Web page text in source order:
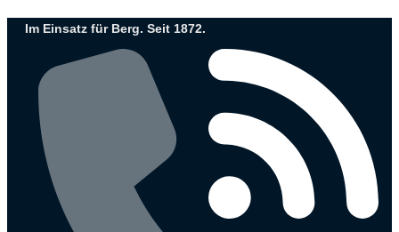
InhaltIm Einsatz für Berg. Seit 1872.